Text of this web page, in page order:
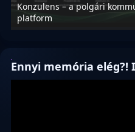
Konzulens – a polgári
platform
Ennyi memória elég?!